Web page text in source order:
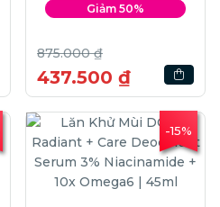
Giảm 50%
875.000 ₫
437.500 ₫
-15%